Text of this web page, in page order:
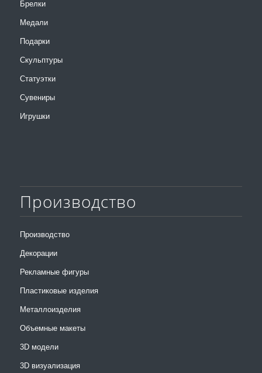
Брелки
Медали
Подарки
Скульптуры
Статуэтки
Сувениры
Игрушки
Производство
Производство
Декорации
Рекламные фигуры
Пластиковые изделия
Металлоизделия
Объемные макеты
3D модели
3D визуализация